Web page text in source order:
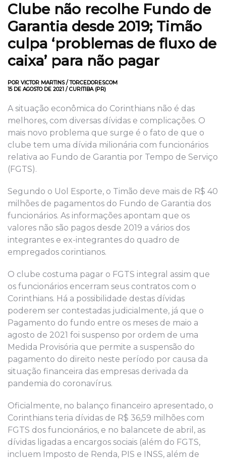
Clube não recolhe Fundo de
Garantia desde 2019; Timão
culpa ‘problemas de fluxo de
caixa’ para não pagar
POR VICTOR MARTINS / TORCEDORES.COM
15 DE AGOSTO DE 2021 / CURITIBA (PR)
A situação econômica do Corinthians não é das
melhores, com diversas dívidas e complicações. O
mais novo problema que surge é o fato de que o
clube tem uma dívida milionária com funcionários
relativa ao Fundo de Garantia por Tempo de Serviço
(FGTS).
Segundo o Uol Esporte, o Timão deve mais de R$ 40
milhões de pagamentos do Fundo de Garantia dos
funcionários. As informações apontam que os
valores não são pagos desde 2019 a vários dos
integrantes e ex-integrantes do quadro de
empregados corintianos.
O clube costuma pagar o FGTS integral assim que
os funcionários encerram seus contratos com o
Corinthians. Há a possibilidade destas dívidas
poderem ser contestadas judicialmente, já que o
Pagamento do fundo entre os meses de maio a
agosto de 2021 foi suspenso por ordem de uma
Medida Provisória que permite a suspensão do
pagamento do direito neste período por causa da
situação financeira das empresas derivada da
pandemia do coronavírus.
Oficialmente, no balanço financeiro apresentado, o
Corinthians teria dívidas de R$ 36,59 milhões com
FGTS dos funcionários, e no balancete de abril, as
dívidas ligadas a encargos sociais (além do FGTS,
incluem Imposto de Renda, PIS e INSS, além de